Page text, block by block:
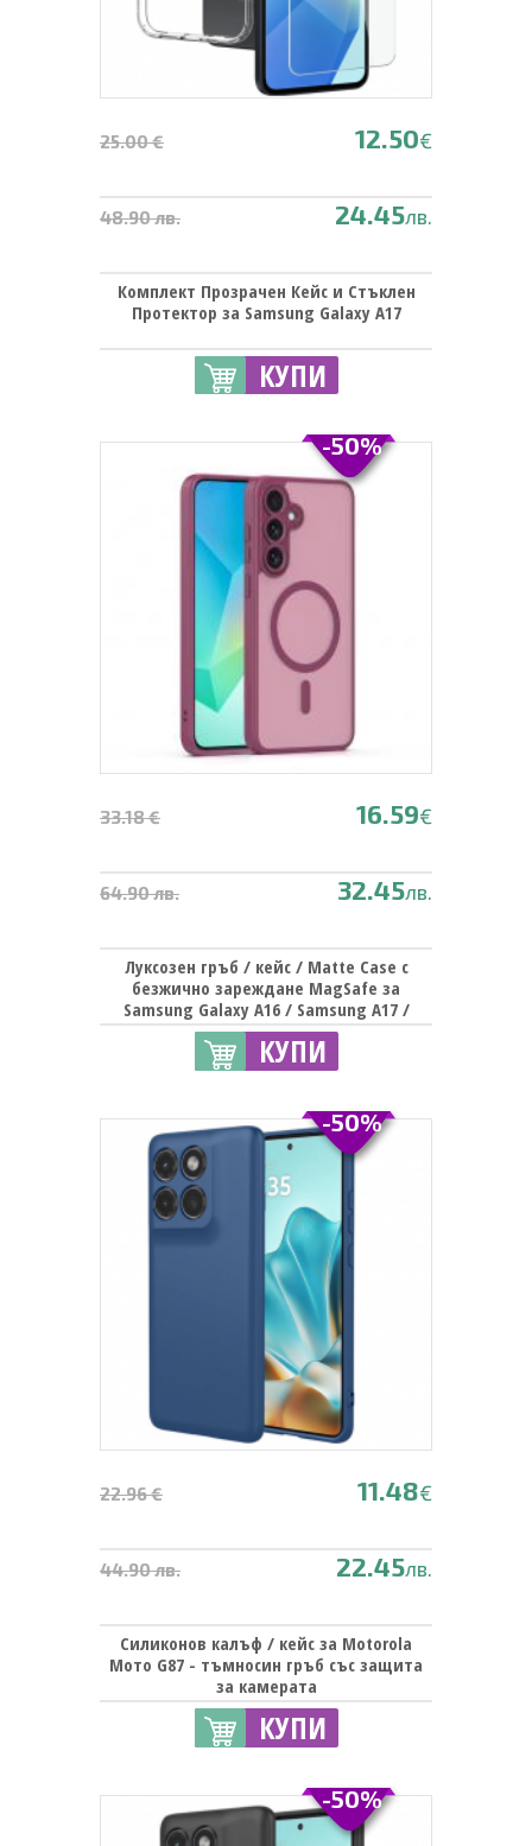
25.00 € 12.50€
48.90 лв. 24.45лв.
Комплект Прозрачен Кейс и Стъклен
Протектор за Samsung Galaxy A17
КУПИ
33.18 € 16.59€
64.90 лв. 32.45лв.
Луксозен гръб / кейс / Matte Case с
безжично зареждане MagSafe за
Samsung Galaxy A16 / Samsung A17 /
Samsung A26 - тъмнолилав
КУПИ
-50%
22.96 € 11.48€
44.90 лв. 22.45лв.
Силиконов калъф / кейс за Motorola
Мото G87 - тъмносин гръб със защита
за камерата
КУПИ
-50%
-50%